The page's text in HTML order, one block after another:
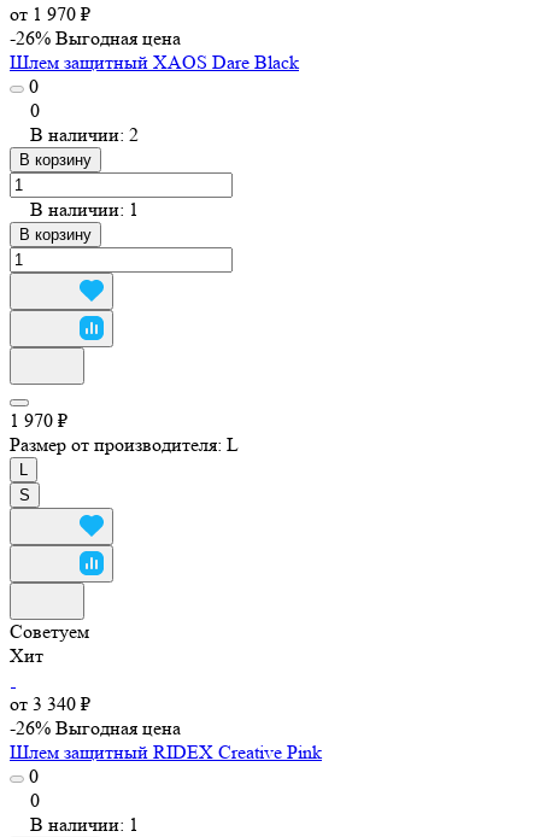
от 1 970 ₽
-26% Выгодная цена
Шлем защитный XAOS Dare Black
0
0
В наличии: 2
В корзину
В наличии: 1
В корзину
1 970 ₽
Размер от производителя: L
S
Советуем
Хит
от 3 340 ₽
-26% Выгодная цена
Шлем защитный RIDEX Creative Pink
0
0
В наличии: 1